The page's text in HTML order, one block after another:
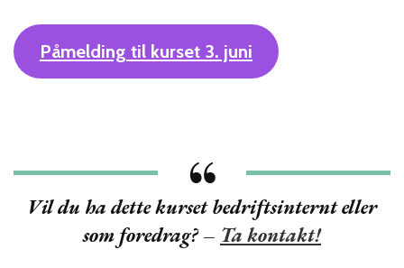
Påmelding til kurset 3. juni
Vil du ha dette kurset bedriftsinternt eller
som foredrag? – Ta kontakt!